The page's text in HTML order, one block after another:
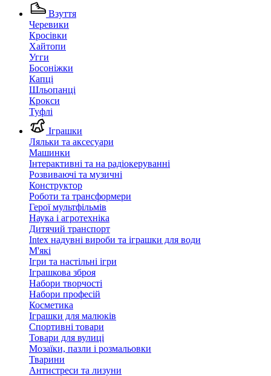
Взуття
Черевики
Кросівки
Хайтопи
Угги
Босоніжки
Капці
Шльопанці
Крокси
Туфлі
Іграшки
Ляльки та аксесуари
Машинки
Інтерактивні та на радіокеруванні
Розвиваючі та музичні
Конструктор
Роботи та трансформери
Герої мультфільмів
Наука і агротехніка
Дитячий транспорт
Intex надувні вироби та іграшки для води
М'які
Ігри та настільні ігри
Іграшкова зброя
Набори творчості
Набори професій
Косметика
Іграшки для малюків
Спортивні товари
Товари для вулиці
Мозаїки, пазли і розмальовки
Тварини
Антистреси та лизуни